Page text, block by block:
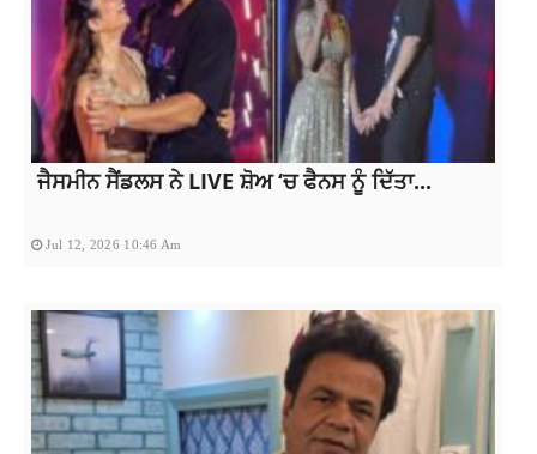
ਜੈਸਮੀਨ ਸੈਂਡਲਸ ਨੇ LIVE ਸ਼ੋਅ ‘ਚ ਫੈਨਸ ਨੂੰ ਦਿੱਤਾ...
Jul 12, 2026 10:46 Am